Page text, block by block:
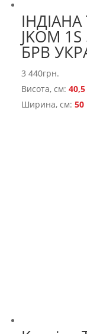
JKOM
БРВ
3 440грн.
Висота, см:40,5
Ширина, см:50